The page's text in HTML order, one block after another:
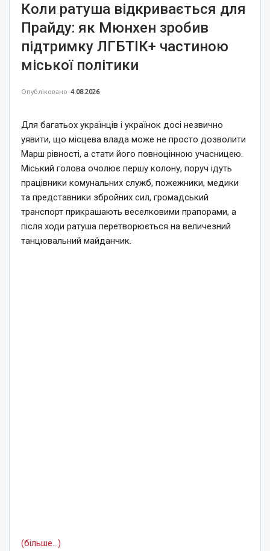
Коли ратуша відкривається для
Прайду: як Мюнхен зробив
підтримку ЛГБТІК+ частиною
міської політики
Опубліковано 4.08.2026
Для багатьох українців і українок досі незвично
уявити, що місцева влада може не просто дозволити
Марш рівності, а стати його повноцінною учасницею.
Міський голова очолює першу колону, поруч ідуть
працівники комунальних служб, пожежники, медики
та представники збройних сил, громадський
транспорт прикрашають веселковими прапорами, а
після ходи ратуша перетворюється на величезний
танцювальний майданчик.
(більше…)